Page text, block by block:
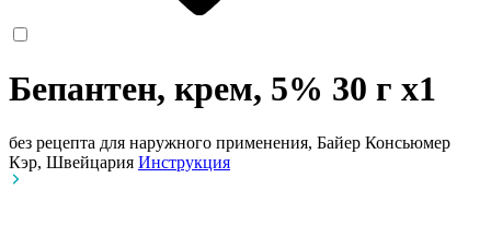
Бепантен, крем, 5% 30 г x1
без рецепта для наружного применения, Байер Консьюмер
Кэр, Швейцария Инструкция